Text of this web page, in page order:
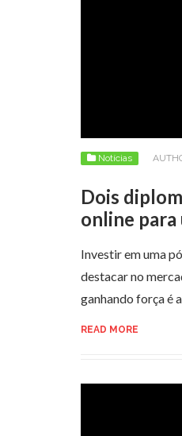
Notícias
Dois
online
Investir em uma
destacar no
ganhando força é
READ MORE